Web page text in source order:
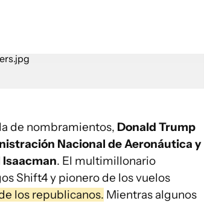
de nombramientos, Donald Trump
Nacional de Aeronáutica y
Isaacman. El multimillonario
Shift4 y pionero de los vuelos
los republicanos. Mientras algunos